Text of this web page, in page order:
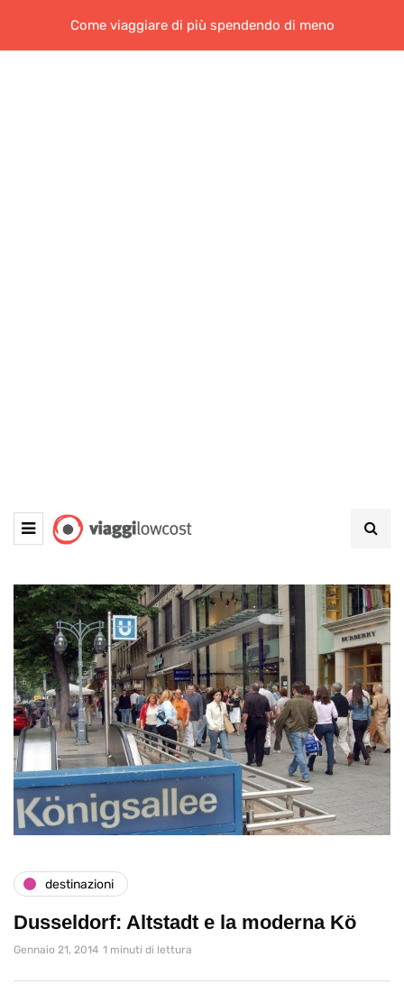
Come viaggiare di più spendendo di meno
destinazioni
Dusseldorf: Altstadt e la moderna Kö
Gennaio 21, 2014 1 minuti di lettura